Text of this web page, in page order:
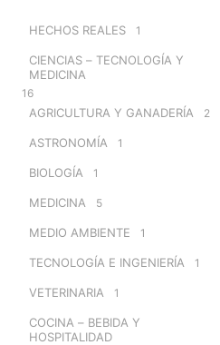
HECHOS REALES 1
CIENCIAS – TECNOLOGÍA Y
MEDICINA
16
AGRICULTURA Y GANADERÍA 2
ASTRONOMÍA 1
BIOLOGÍA 1
MEDICINA 5
MEDIO AMBIENTE 1
TECNOLOGÍA E INGENIERÍA 1
VETERINARIA 1
COCINA – BEBIDA Y
HOSPITALIDAD